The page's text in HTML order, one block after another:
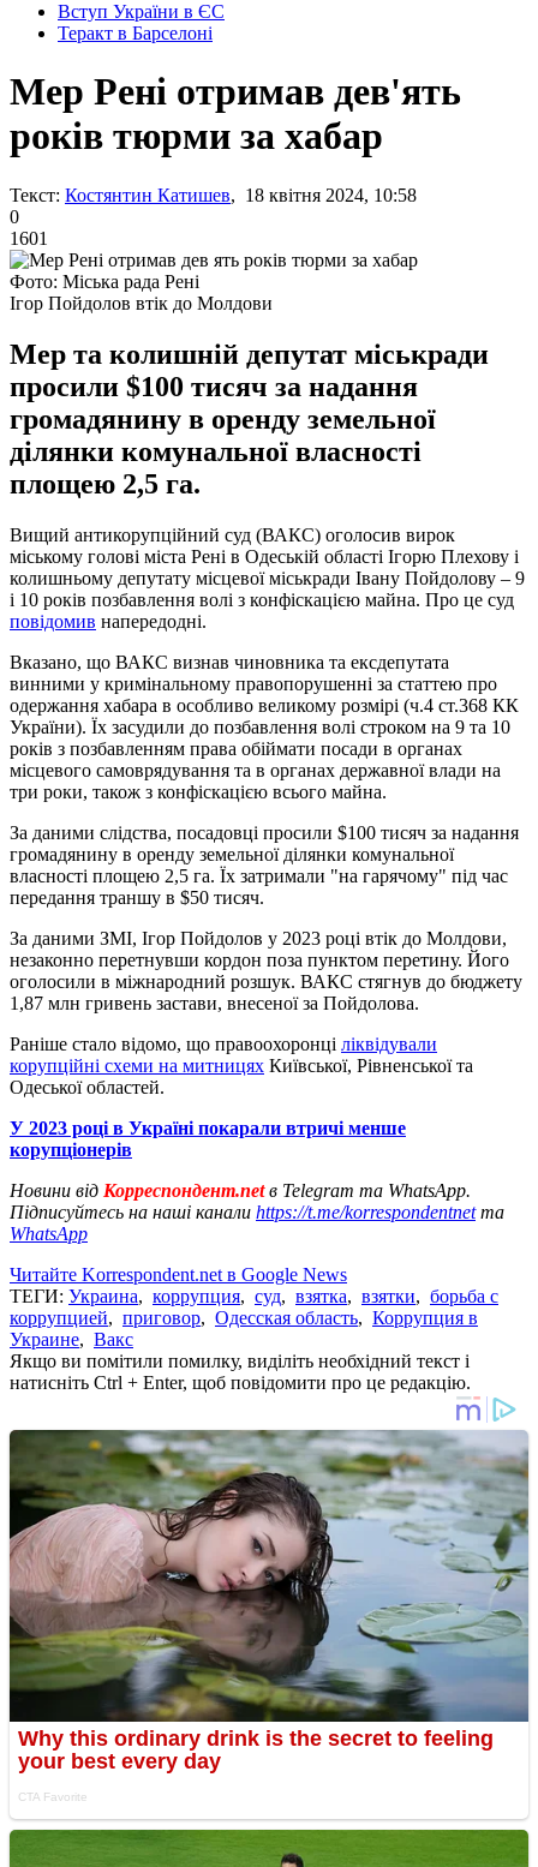
Вступ України в ЄС
Теракт в Барселоні
Мер Рені отримав дев'ять
років тюрми за хабар
Текст: Костянтин Катишев, 18 квітня 2024, 10:58
0
1601
Фото: Міська рада Рені
Ігор Пойдолов втік до Молдови
Мер та колишній депутат міськради
просили $100 тисяч за надання
громадянину в оренду земельної
ділянки комунальної власності
площею 2,5 га.
Вищий антикорупційний суд (ВАКС) оголосив вирок
міському голові міста Рені в Одеській області Ігорю Плехову і
колишньому депутату місцевої міськради Івану Пойдолову – 9
і 10 років позбавлення волі з конфіскацією майна. Про це суд
повідомив напередодні.
Вказано, що ВАКС визнав чиновника та ексдепутата
винними у кримінальному правопорушенні за статтею про
одержання хабара в особливо великому розмірі (ч.4 ст.368 КК
України). Їх засудили до позбавлення волі строком на 9 та 10
років з позбавленням права обіймати посади в органах
місцевого самоврядування та в органах державної влади на
три роки, також з конфіскацією всього майна.
За даними слідства, посадовці просили $100 тисяч за надання
громадянину в оренду земельної ділянки комунальної
власності площею 2,5 га. Їх затримали "на гарячому" під час
передання траншу в $50 тисяч.
За даними ЗМІ, Ігор Пойдолов у 2023 році втік до Молдови,
незаконно перетнувши кордон поза пунктом перетину. Його
оголосили в міжнародний розшук. ВАКС стягнув до бюджету
1,87 млн гривень застави, внесеної за Пойдолова.
Раніше стало відомо, що правоохоронці ліквідували
корупційні схеми на митницях Київської, Рівненської та
Одеської областей.
У 2023 році в Україні покарали втричі менше
корупціонерів
Новини від Корреспондент.netв Telegram та WhatsApp.
Підписуйтесь на наші канали https://t.me/korrespondentnetта
WhatsApp
Читайте Korrespondent.net в Google News
ТЕГИ: Украина, коррупция, суд, взятка, взятки, борьба с
коррупцией, приговор, Одесская область, Коррупция в
Украине, Вакс
Якщо ви помітили помилку, виділіть необхідний текст і
натисніть Ctrl + Enter, щоб повідомити про це редакцію.